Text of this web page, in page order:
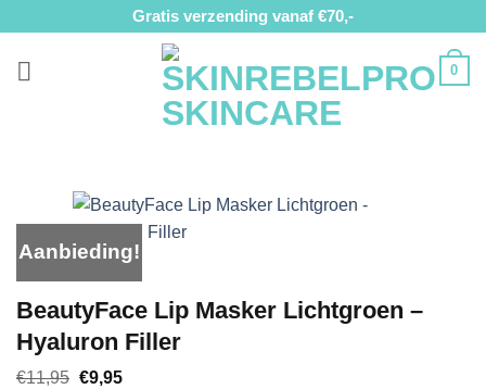
inhoud
Gratis verzending vanaf €70,-
0
Aanbieding!
BeautyFace Lip Masker Lichtgroen –
Hyaluron Filler
€11,95 Oorspronkelijke
€9,95Huidige